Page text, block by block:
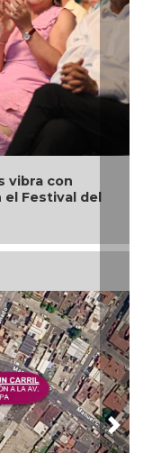
la calle